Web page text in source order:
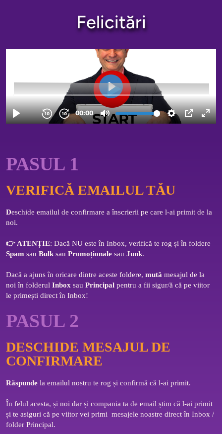
Felicitări
PASUL 1
VERIFICĂ EMAILUL TĂU
Deschide emailul de confirmare a înscrierii pe care l-ai primit de la
noi.
👉 ATENȚIE: Dacă NU este în Inbox, verifică te rog și în foldere
Spam sau Bulk sau Promoționale sau Junk.
Dacă a ajuns în oricare dintre aceste foldere, mută mesajul de la
noi în folderul Inbox sau Principal pentru a fii sigur/ă că pe viitor
le primești direct în Inbox!
PASUL 2
DESCHIDE MESAJUL DE
CONFIRMARE
Răspunde la emailul nostru te rog și confirmă că l-ai primit.
În felul acesta, și noi dar și compania ta de email știm că l-ai primit
și te asiguri că pe viitor vei primi  mesajele noastre direct în Inbox /
folder Principal.